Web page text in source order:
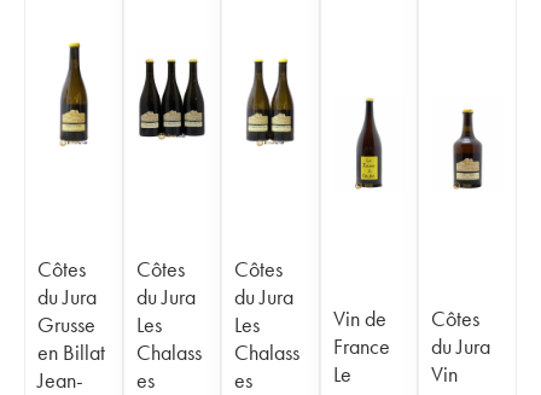
Côtes
du Jura
Grusse
en Billat
Jean-
Côtes
du Jura
Les
Chalass
es
Côtes
du Jura
Les
Chalass
es
Vin de
France
Le
Côtes
du Jura
Vin